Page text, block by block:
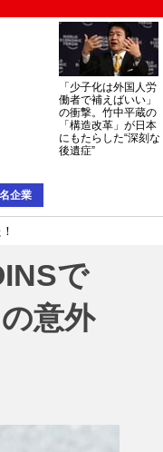
「少子化は外国人労
働者で補えばいい」
の衝撃。竹中平蔵の
「構造改革」が日本
にもたらした“深刻な
後遺症”
企業
で
意外